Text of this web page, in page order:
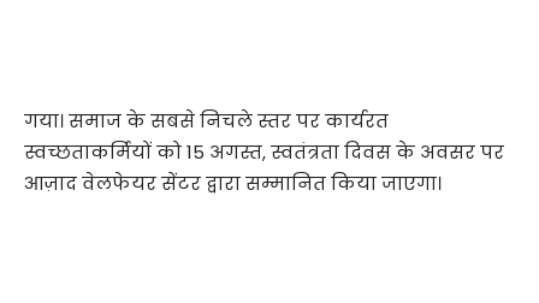
गया। समाज के सबसे निचले स्तर पर कार्यरत
स्वच्छताकर्मियों को 15 अगस्त, स्वतंत्रता दिवस के अवसर पर
आज़ाद वेलफेयर सेंटर द्वारा सम्मानित किया जाएगा।